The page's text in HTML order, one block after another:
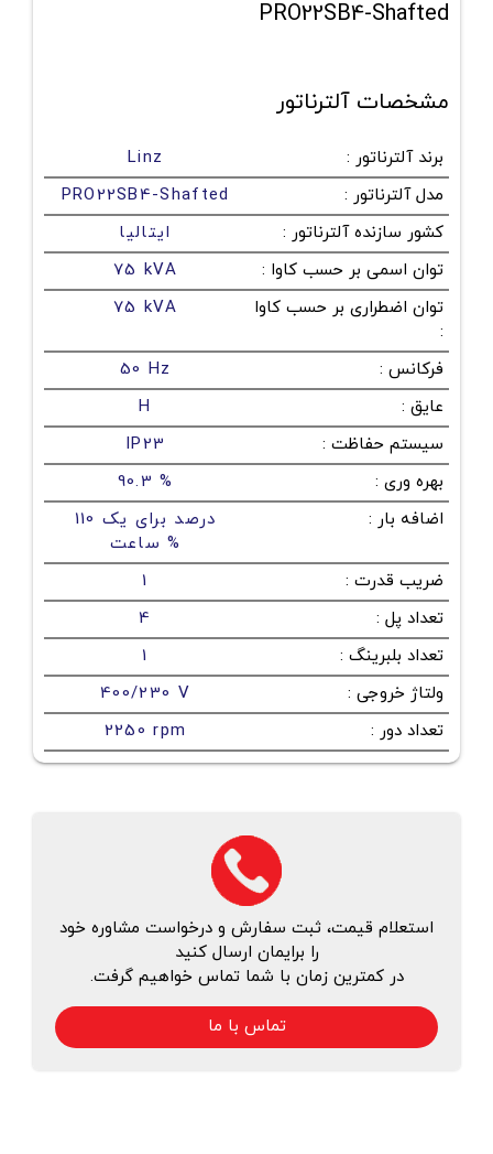
PRO22SB4-Shafted
مشخصات آلترناتور
برند آلترناتور :
Linz
مدل آلترناتور :
PRO22SB4-Shafted
کشور سازنده آلترناتور :
ایتالیا
توان اسمی بر حسب کاوا :
75 kVA
توان اضطراری بر حسب کاوا
:
75 kVA
فرکانس :
50 Hz
عایق :
H
سیستم حفاظت :
IP23
بهره وری :
90.3 %
اضافه بار :
110 درصد برای یک
ساعت %
ضریب قدرت :
1
تعداد پل :
4
تعداد بلبرینگ :
1
ولتاژ خروجی :
400/230 V
تعداد دور :
2250 rpm
استعلام قیمت، ثبت سفارش و درخواست مشاوره خود
را برایمان ارسال کنید
در کمترین زمان با شما تماس خواهیم گرفت.
تماس با ما